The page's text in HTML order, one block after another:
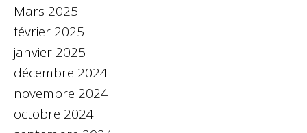
Mars 2025
février 2025
janvier 2025
décembre 2024
novembre 2024
octobre 2024